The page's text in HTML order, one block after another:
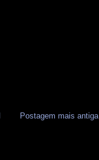
Postagem mais antiga